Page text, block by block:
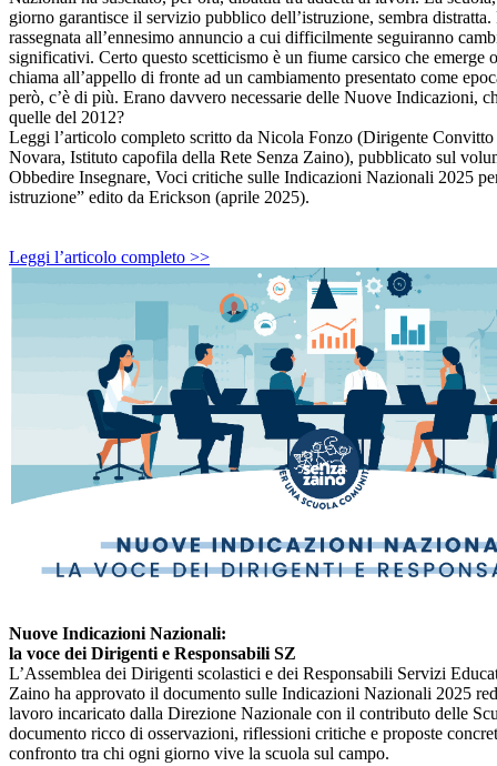
giorno garantisce il servizio pubblico dell’istruzione, sembra distratta.
rassegnata all’ennesimo annuncio a cui difficilmente seguiranno
significativi. Certo questo scetticismo è un fiume carsico che emerge
chiama all’appello di fronte ad un cambiamento presentato come
però, c’è di più. Erano davvero necessarie delle Nuove Indicazioni,
quelle del 2012?
Leggi l’articolo completo scritto da Nicola Fonzo (Dirigente
Novara, Istituto capofila della Rete Senza Zaino), pubblicato sul
Obbedire Insegnare, Voci critiche sulle Indicazioni Nazionali 2025
istruzione” edito da Erickson (aprile 2025).
Leggi l’articolo completo >>
Nuove Indicazioni Nazionali:
la voce dei Dirigenti e Responsabili SZ
L’Assemblea dei Dirigenti scolastici e dei Responsabili Servizi
Zaino ha approvato il documento sulle Indicazioni Nazionali 2025
lavoro incaricato dalla Direzione Nazionale con il contributo delle
documento ricco di osservazioni, riflessioni critiche e proposte
confronto tra chi ogni giorno vive la scuola sul campo.